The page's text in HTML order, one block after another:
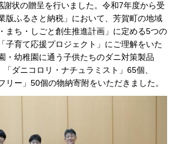
謝状の贈呈を行いました。令和7年度から受
版ふるさと納税」において、芳賀町の地域
まち・しごと創生推進計画」に定める5つの
子育て応援プロジェクト」にご理解をいた
・幼稚園に通う子供たちのダニ対策製品
「ダニコロリ・ナチュラミスト」65個、
リー」50個の物納寄附をいただきました。